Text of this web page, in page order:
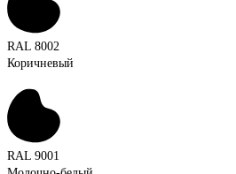
RAL 8002
Коричневый
RAL 9001